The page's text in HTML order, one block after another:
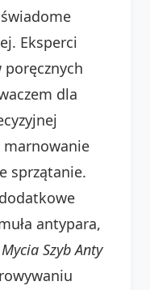
Eksperci
poręcznych
dla
sprzątanie.
antypara,
Szyb Anty